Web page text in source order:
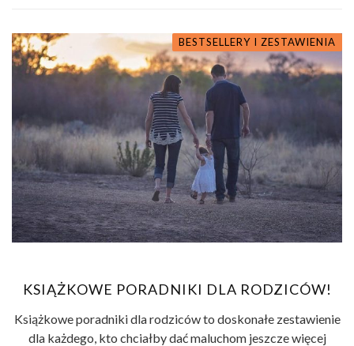
BESTSELLERY I ZESTAWIENIA
KSIĄŻKOWE PORADNIKI DLA RODZICÓW!
Książkowe poradniki dla rodziców to doskonałe zestawienie
dla każdego, kto chciałby dać maluchom jeszcze więcej